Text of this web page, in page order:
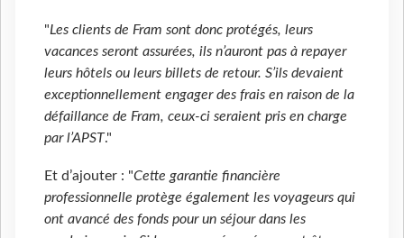
"Les clients de Fram sont donc protégés, leurs
vacances seront assurées, ils n’auront pas à repayer
leurs hôtels ou leurs billets de retour. S’ils devaient
exceptionnellement engager des frais en raison de la
défaillance de Fram, ceux-ci seraient pris en charge
par l’APST."
Et d’ajouter : "Cette garantie financière
professionnelle protège également les voyageurs qui
ont avancé des fonds pour un séjour dans les